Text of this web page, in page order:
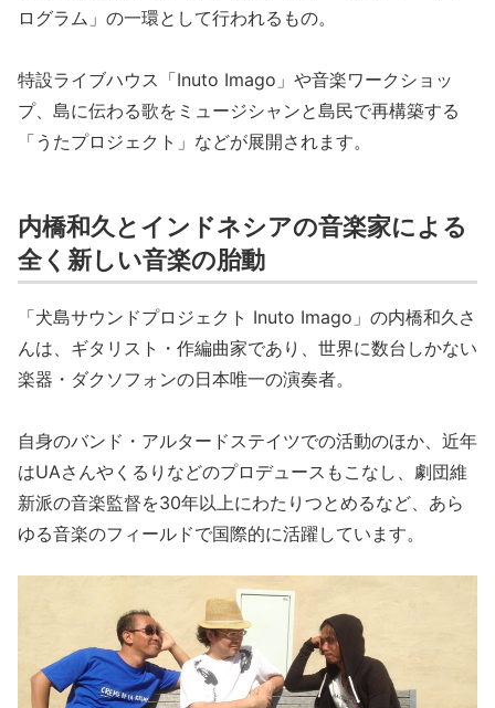
ログラム」の一環として行われるもの。
特設ライブハウス「Inuto Imago」や音楽ワークショッ
プ、島に伝わる歌をミュージシャンと島民で再構築する
「うたプロジェクト」などが展開されます。
内橋和久とインドネシアの音楽家による
全く新しい音楽の胎動
「犬島サウンドプロジェクト Inuto Imago」の内橋和久さ
んは、ギタリスト・作編曲家であり、世界に数台しかない
楽器・ダクソフォンの日本唯一の演奏者。
自身のバンド・アルタードステイツでの活動のほか、近年
はUAさんやくるりなどのプロデュースもこなし、劇団維
新派の音楽監督を30年以上にわたりつとめるなど、あら
ゆる音楽のフィールドで国際的に活躍しています。